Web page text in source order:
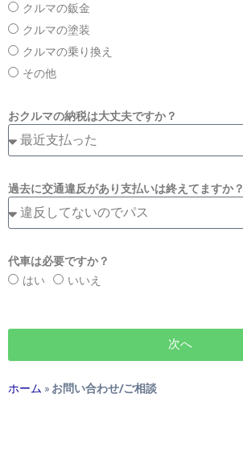
クルマの鈑金
クルマの塗装
クルマの乗り換え
その他
おクルマの納税は大丈夫ですか？
過去に交通違反があり支払いは終えてますか？
代車は必要ですか？
はい
いいえ
次へ
ホーム » お問い合わせ/ご相談